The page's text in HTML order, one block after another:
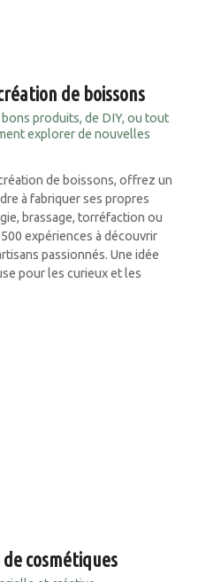
de boissons
produits, de DIY, ou tout
explorer de nouvelles
de boissons, offrez un
à fabriquer ses propres
brassage, torréfaction ou
expériences à découvrir
passionnés. Une idée
pour les curieux et les
cosmétiques